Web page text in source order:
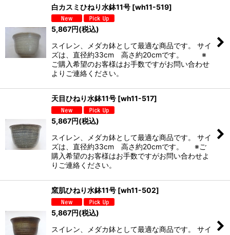
白カスミひねり水鉢11号 [wh11-519]
5,867円(税込)
スイレン、メダカ鉢として最適な商品です。 サイ
ズは、直径約33cm 高さ約20cmです。 ※
ご購入希望のお客様はお手数ですがお問い合わせ
よりご連絡ください。
天目ひねり水鉢11号 [wh11-517]
5,867円(税込)
スイレン、メダカ鉢として最適な商品です。 サイ
ズは、直径約33cm 高さ約20cmです。 ※ご
購入希望のお客様はお手数ですがお問い合わせよ
りご連絡ください。
窯肌ひねり水鉢11号 [wh11-502]
5,867円(税込)
スイレン、メダカ鉢として最適な商品です。 サイ